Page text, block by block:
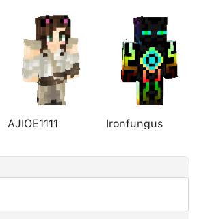
AJIOE1111 Ironfungus